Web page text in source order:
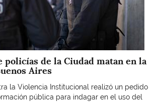
policías de la Ciudad matan en la
Aires
la Violencia Institucional realizó un pedido
pública para indagar en el uso del